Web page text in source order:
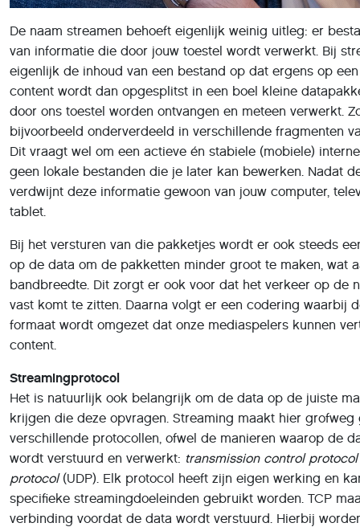
bijvoorbeeld onderverdeeld in verschillende fragmenten
Dit vraagt wel om een actieve én stabiele (mobiele)
geen lokale bestanden die je later kan bewerken. Nadat
verdwijnt deze informatie gewoon van jouw computer,
tablet.
Bij het versturen van die pakketjes wordt er ook steeds
op de data om de pakketten minder groot te maken, wat
bandbreedte. Dit zorgt er ook voor dat het verkeer op de
vast komt te zitten. Daarna volgt er een codering waarbij
formaat wordt omgezet dat onze mediaspelers kunnen
Streamingprotocol
Het is natuurlijk ook belangrijk om de data op de juiste
krijgen die deze opvragen. Streaming maakt hier
verschillende protocollen, ofwel de manieren waarop de
wordt verstuurd en verwerkt:
transmission control protocol
specifieke streamingdoeleinden gebruikt worden. TCP
verbinding voordat de data wordt verstuurd. Hierbij
juiste volgorde verzonden. Als er data verloren gaat, dan
verzonden. UDP werkt veel losser dan TCP. Er zijn minder
waardoor alles sneller verloopt. Maar dit protocol kan af
zijn in het versturen en verwerken van de pakketjes en je
mogelijkheid dat er een pakketje ontbreekt. Als gebruiker
haperingen of vertragingen, wat natuurlijk niet wenselijk is.